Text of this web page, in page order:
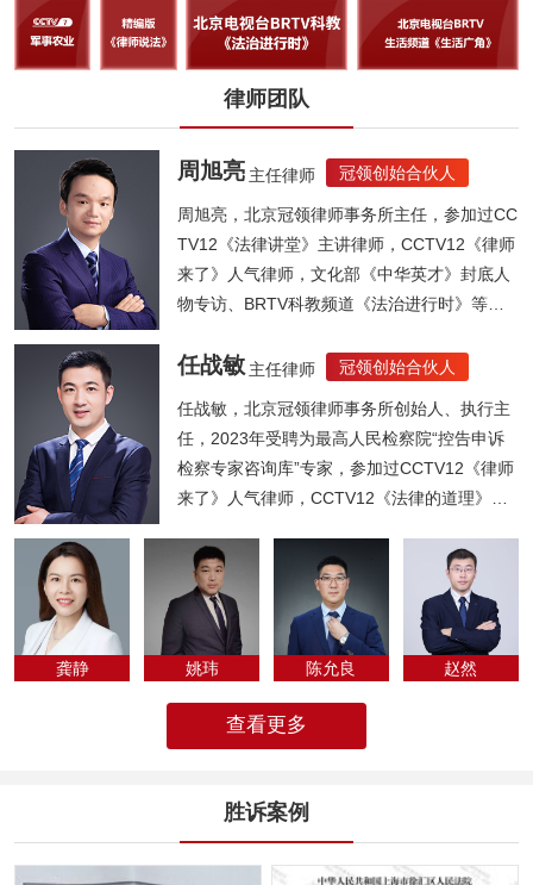
律师团队
周旭亮 主任律师 冠领创始合伙人
周旭亮，北京冠领律师事务所主任，参加过CC
TV12《法律讲堂》主讲律师，CCTV12《律师
来了》人气律师，文化部《中华英才》封底人
物专访、BRTV科教频道《法治进行时》等节
任战敏 主任律师 冠领创始合伙人
任战敏，北京冠领律师事务所创始人、执行主
任，2023年受聘为最高人民检察院“控告申诉
检察专家咨询库”专家，参加过CCTV12《律师
来了》人气律师，CCTV12《法律的道理》人
专为法律人化...
龚静 姚玮 陈允良 ​赵然
查看更多
胜诉案例